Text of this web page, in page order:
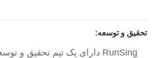
تحقیق و توسعه: